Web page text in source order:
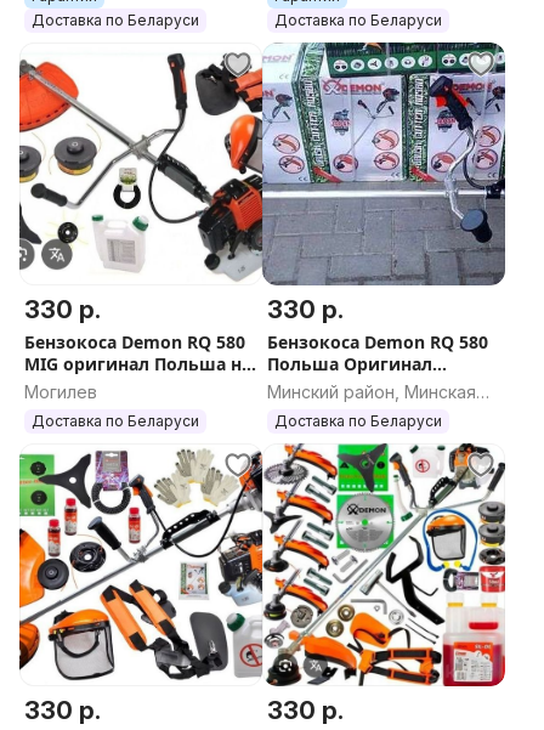
мотокоса Демон 580, газонокосилка Демон 580,
Бензокоса, бензотриммер, бензиновый триммер,
триммер бензиновый, триммер, коса, тример, тримир,
коса бензиновая, мотокоса, газонокосилка
Доставка по Беларуси
Доставка по Беларуси
330 р.
Бензокоса Demon RQ 580
MIG оригинал Польша на
шлицах мотокоса
Могилев
Доставка по Беларуси
330 р.
Бензокоса Demon RQ 580
Польша Оригинал
триммер бензиновый
мотокоса
Минский район, Минская
область
Доставка по Беларуси
330 р. 330 р.